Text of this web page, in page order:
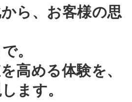
ら、お客様の思
。
高める体験を、
ます。